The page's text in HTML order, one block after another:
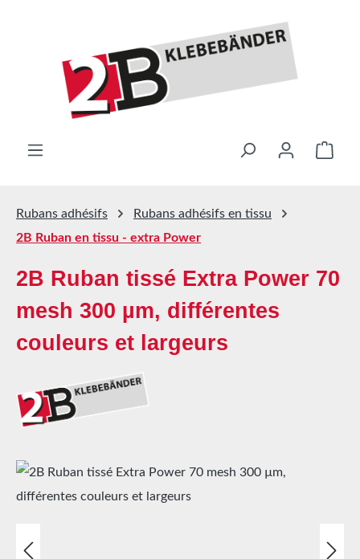
Le
Rubans adhésifs
Rubans adhésifs en tissu
2B Ruban en tissu - extra Power
2B Ruban tissé Extra Power 70
mesh 300 µm, différentes
couleurs et largeurs
Ignorer la galerie d'images